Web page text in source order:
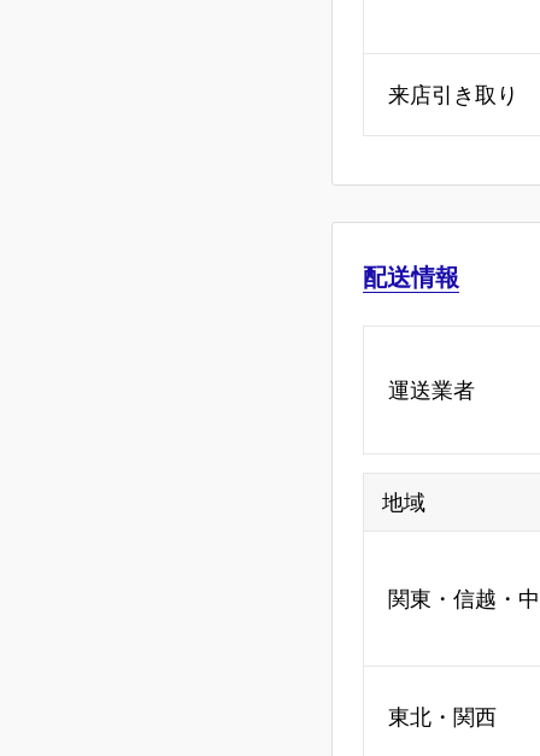
来店引き取り
配送情報
運送業者
地域
関東・信越・
東北・関西